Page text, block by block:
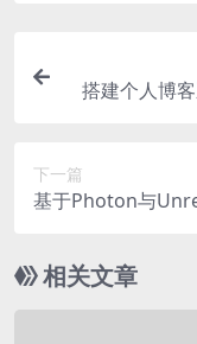
搭建个人博
下一篇
基于Photon与
相关文章